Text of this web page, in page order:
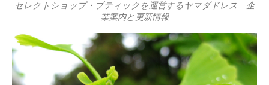
セレクトショップ・ブティックを運営するヤマダドレス 企
業案内と更新情報